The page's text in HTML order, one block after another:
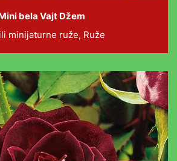
bela Vajt Džem
minijaturne ruže, Ruže